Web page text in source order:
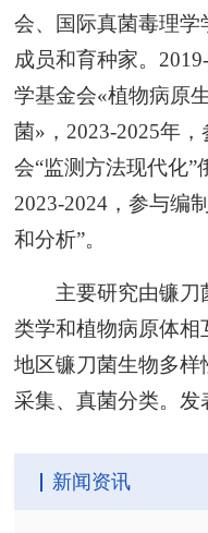
会、国际真菌毒理
成员和育种家。
学基金会«植物病原
菌»，2023-2025年
会“监测方法现代化”
2023-2024，参与编
和分析”。
主要研究由镰刀
类学和植物病原体相
地区镰刀菌生物多
采集、真菌分类。发
新闻资讯